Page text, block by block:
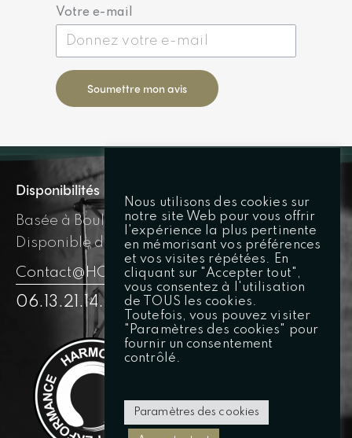
Votre e-mail
Soumettre mon avis
Disponibilités
Basée à Boulogne-Billancourt
Disponible dans toute l’IDF
Contact@HCP.Coach
06.13.21.14.71
Nous utilisons des cookies sur
notre site Web pour vous offrir
l'expérience la plus pertinente
en mémorisant vos préférences
et vos visites répétées. En
cliquant sur "Accepter tout",
vous consentez à l'utilisation
de TOUS les cookies.
Toutefois, vous pouvez visiter
"Paramètres des cookies" pour
fournir un consentement
contrôlé.
Paramètres des cookies